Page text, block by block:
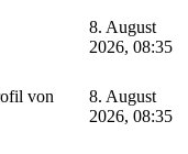
8. August
2026, 08:35
von
8. August
2026, 08:35